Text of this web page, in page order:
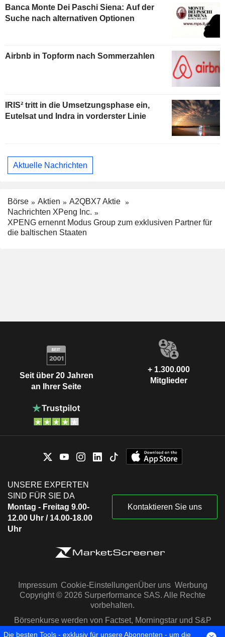
Banca Monte Dei Paschi Siena: Auf der
Suche nach alternativen Optionen
Airbnb in Topform nach Sommerzahlen
IRIS² tritt in die Umsetzungsphase ein,
Eutelsat und Indra in vorderster Linie
Aktuelle Nachrichten
Börse Aktien
A2QBX7 Aktie
Nachrichten XPeng Inc.
XPENG ernennt Modus Group zum exklusiven Partner für
die baltischen Staaten
Seit über 20 Jahren
an Ihrer Seite
+ 1.300.000
Mitglieder
UNSERE EXPERTEN
SIND FÜR SIE DA
Montag - Freitag 9.00-
12.00 Uhr / 14.00-18.00
Uhr
Kontaktieren Sie uns
Impressum Cookie-EinstellungenÜber uns Werbung
Copyright © 2026 Surperformance SAS. Alle Rechte
vorbehalten.
Börsenkurse werden von Factset, Morningstar und S&P
Capital IQ zur Verfügung gestellt
Die besten Tools - exklusiv für unsere Abonnenten - um die